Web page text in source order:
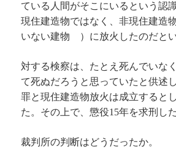
ている人間がそこにいるという認
現住建造物ではなく、非現住建造
いない建物 ）に放火したのだとい
対する検察は、たとえ死んでいな
て死ぬだろうと思っていたと供述
罪と現住建造物放火は成立すると
た。その上で、懲役15年を求刑した
裁判所の判断はどうだったか。